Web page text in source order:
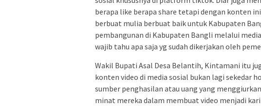
berapa like berapa share tetapi dengan konten
berbuat mulia berbuat baik untuk Kabupaten
pembangunan di Kabupaten Bangli melalui
wajib tahu apa saja yg sudah dikerjakan oleh
Wakil Bupati Asal Desa Belantih, Kintamani itu
konten video di media sosial bukan lagi sekedar
sumber penghasilan atau uang yang
minat mereka dalam membuat video menjadi